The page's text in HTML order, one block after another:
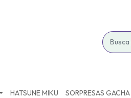
HATSUNE MIKU SORPRESAS GACHA